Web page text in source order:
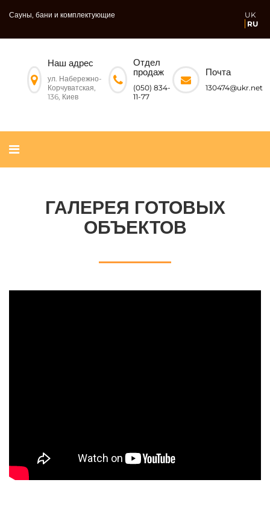
Сауны, бани и комплектующие
UK
RU
Наш адрес
ул. Набережно-
Корчуватская,
136, Киев
Отдел
продаж
(050) 834-
11-77
Почта
130474@ukr.net
ГАЛЕРЕЯ ГОТОВЫХ
ОБЪЕКТОВ